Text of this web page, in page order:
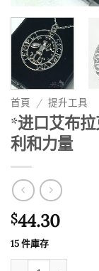
首頁 / 提升工具
*进口艾布
利和力量
$44.30
15 件庫存
*进口艾布拉克斯